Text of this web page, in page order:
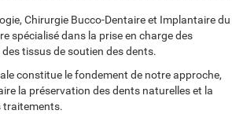
Chirurgie Bucco-Dentaire et Implantaire du
spécialisé dans la prise en charge des
tissus de soutien des dents.
constitue le fondement de notre approche,
la préservation des dents naturelles et la
traitements.